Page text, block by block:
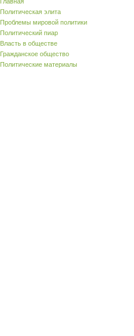
Политическая элита
Проблемы мировой политики
Политический пиар
Власть в обществе
Гражданское общество
Политические материалы